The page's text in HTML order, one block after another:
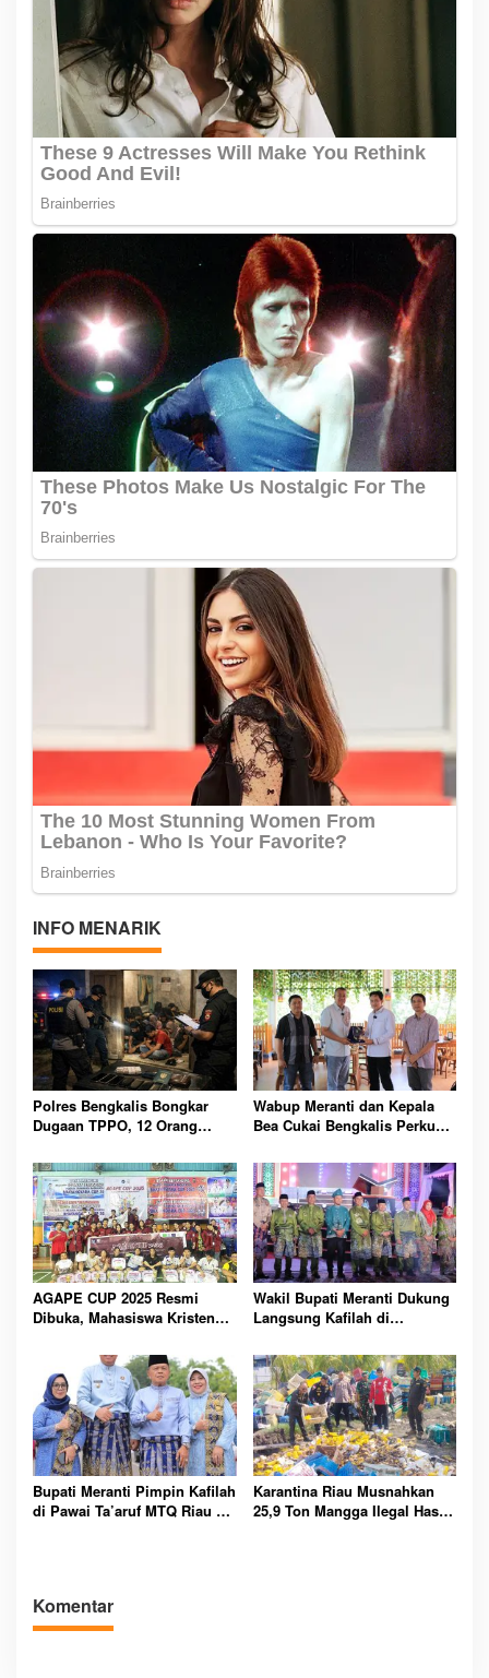
INFO MENARIK
Polres Bengkalis Bongkar
Dugaan TPPO, 12 Orang
Penampungan
Wabup Meranti dan Kepala
Bea Cukai Bengkalis Perkuat
Kepabeanan
AGAPE CUP 2025 Resmi
Dibuka, Mahasiswa Kristen
Wakil Bupati Meranti Dukung
Langsung Kafilah di
Bupati Meranti Pimpin Kafilah
di Pawai Ta’aruf MTQ Riau ke-
Karantina Riau Musnahkan
25,9 Ton Mangga Ilegal Hasil
Komentar